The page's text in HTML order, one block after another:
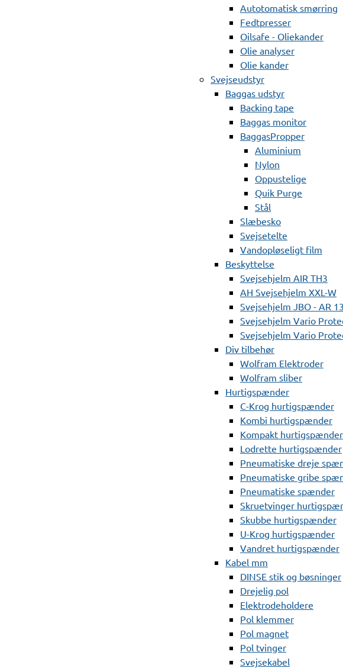
Autotomatisk smørring
Fedtpresser
Oilsafe - Oliekander
Olie analyser
Olie kander
Svejseudstyr
Baggas udstyr
Backing tape
Baggas monitor
BaggasPropper
Aluminium
Nylon
Oppustelige
Quik Purge
Stål
Slæbesko
Svejsetelte
Vandopløseligt film
Beskyttelse
Svejsehjelm AIR TH3
AH Svejsehjelm XXL-W
Svejsehjelm JBO - AR
Svejsehjelm Vario
Svejsehjelm Vario
Div tilbehør
Wolfram Elektroder
Wolfram sliber
Hurtigspænder
C-Krog hurtigspænder
Kombi hurtigspænder
Kompakt hurtigspænder
Lodrette hurtigspænder
Pneumatiske dreje
Pneumatiske gribe
Pneumatiske spænder
Skruetvinger
Skubbe hurtigspænder
U-Krog hurtigspænder
Vandret hurtigspænder
Kabel mm
DINSE stik og bøsninger
Drejelig pol
Elektrodeholdere
Pol klemmer
Pol magnet
Pol tvinger
Svejsekabel